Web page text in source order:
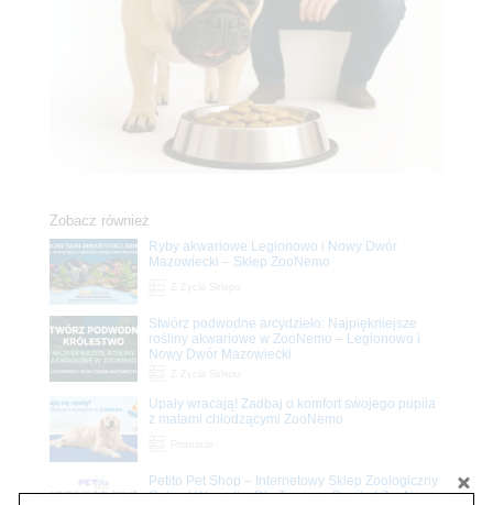
Zobacz również
Ryby akwariowe Legionowo i Nowy Dwór
Mazowiecki – Sklep ZooNemo
Stwórz podwodne arcydzieło: Najpiękniejsze
rośliny akwariowe w ZooNemo – Legionowo i
Nowy Dwór Mazowiecki
Upały wracają! Zadbaj o komfort swojego pupila
z matami chłodzącymi ZooNemo
Petito Pet Shop – Internetowy Sklep Zoologiczny
Online! Wszystko Dla Twojego Pupila | ZooNemo